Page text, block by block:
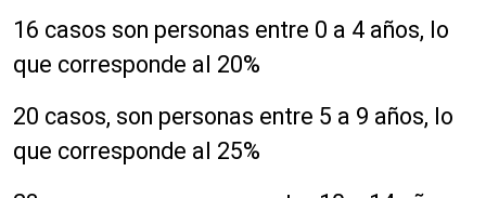
16 casos son personas entre 0 a 4 años, lo
que corresponde al 20%
20 casos, son personas entre 5 a 9 años, lo
que corresponde al 25%